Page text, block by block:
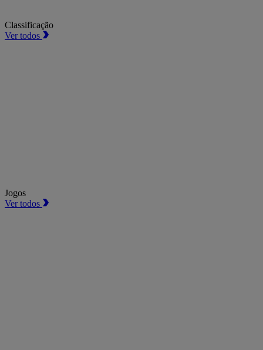
Classificação
Ver todos
Jogos
Ver todos